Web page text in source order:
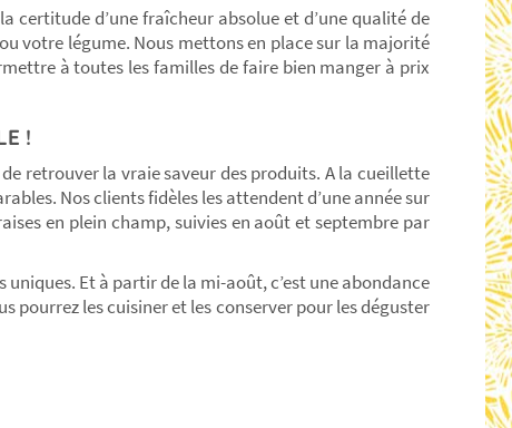
certitude d’une fraîcheur absolue et d’une qualité de
votre légume. Nous mettons en place sur la majorité
à toutes les familles de faire bien manger à prix
!
retrouver la vraie saveur des produits. A la cueillette
Nos clients fidèles les attendent d’une année sur
en plein champ, suivies en août et septembre par
uniques. Et à partir de la mi-août, c’est une abondance
les cuisiner et les conserver pour les déguster